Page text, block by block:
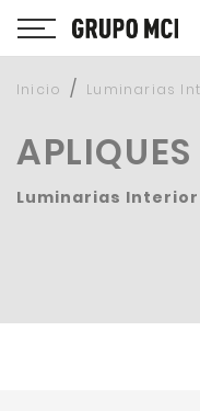
Inicio Luminarias
Luminarias